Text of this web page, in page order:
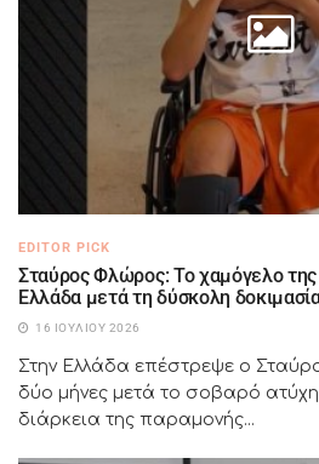
EDITOR PICK
Σταύρος Φλώρος: Το χαμόγελο
Ελλάδα μετά τη δύσκολη
16 ΙΟΥΛΊΟΥ 2026
Στην Ελλάδα επέστρεψε ο
δύο μήνες μετά το σοβαρό
διάρκεια της παραμονής...